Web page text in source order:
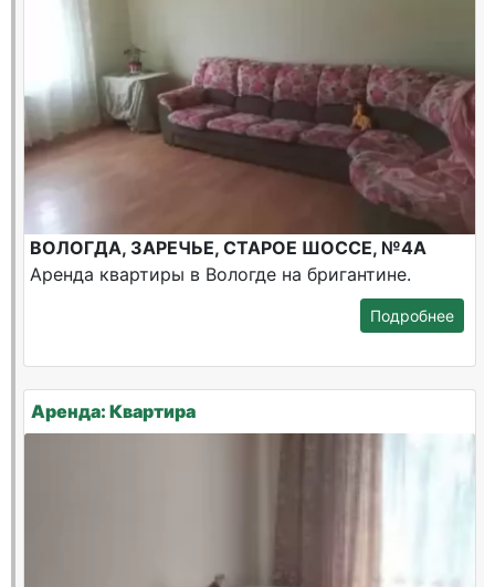
ВОЛОГДА, ЗАРЕЧЬЕ, СТАРОЕ ШОССЕ, №4А
Аренда квартиры в Вологде на бригантине.
Подробнее
Аренда: Квартира